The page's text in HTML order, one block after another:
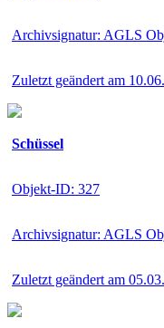
Archivsignatur: AGLS
Zuletzt geändert am
Schüssel
Objekt-ID: 327
Archivsignatur: AGLS
Zuletzt geändert am